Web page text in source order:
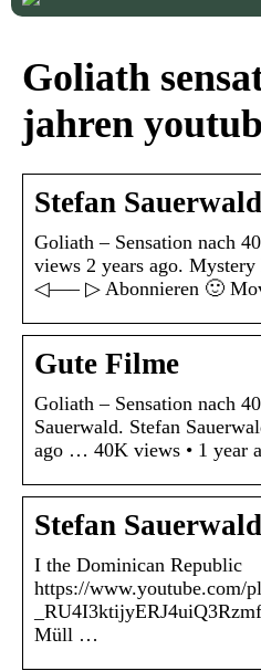
Goliath
jahren
Stefan Sauerwald
Goliath – Sensation nach
views 2 years ago.
◁—– ▷ Abonnieren 🙂
Gute Filme
Goliath – Sensation nach
Sauerwald. Stefan
ago … 40K views • 1 year
Stefan Sauerwald
I the Dominican Republic
https://www.youtube.com/
Müll …